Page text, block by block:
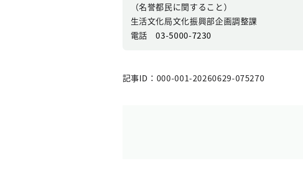
（名誉都民に関すること）
生活文化局文化振興部企画調整課
電話03-5000-7230
記事ID：000-001-20260629-075270